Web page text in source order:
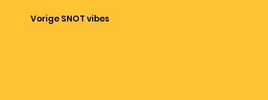
Vorige SNOT vibes